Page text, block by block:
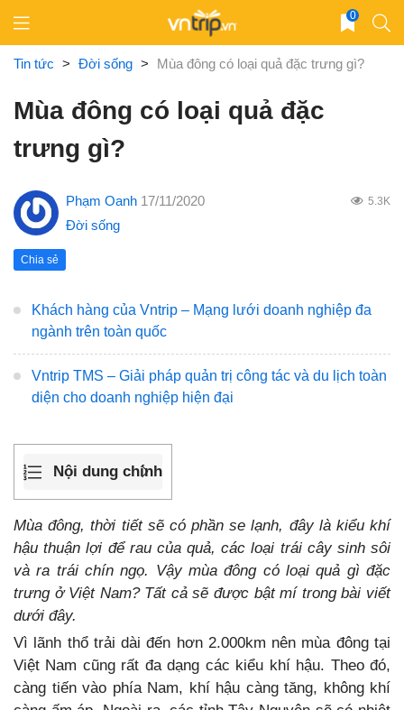
content
0
Tin tức > Đời sống > Mùa đông có loại quả đặc trưng gì?
Mùa đông có loại quả đặc
trưng gì?
Phạm Oanh 17/11/2020 5.3K
Đời sống
Chia sẻ
Khách hàng của Vntrip – Mạng lưới doanh nghiệp đa
ngành trên toàn quốc
Vntrip TMS – Giải pháp quản trị công tác và du lịch toàn
diện cho doanh nghiệp hiện đại
Nội dung chính
Mùa đông, thời tiết sẽ có phần se lạnh, đây là kiểu khí
hậu thuận lợi để rau của quả, các loại trái cây sinh sôi
và ra trái chín ngọ. Vậy mùa đông có loại quả gì đặc
trưng ở Việt Nam? Tất cả sẽ được bật mí trong bài viết
dưới đây.
Vì lãnh thổ trải dài đến hơn 2.000km nên mùa đông tại
Việt Nam cũng rất đa dạng các kiểu khí hậu. Theo đó,
càng tiến vào phía Nam, khí hậu càng tăng, không khí